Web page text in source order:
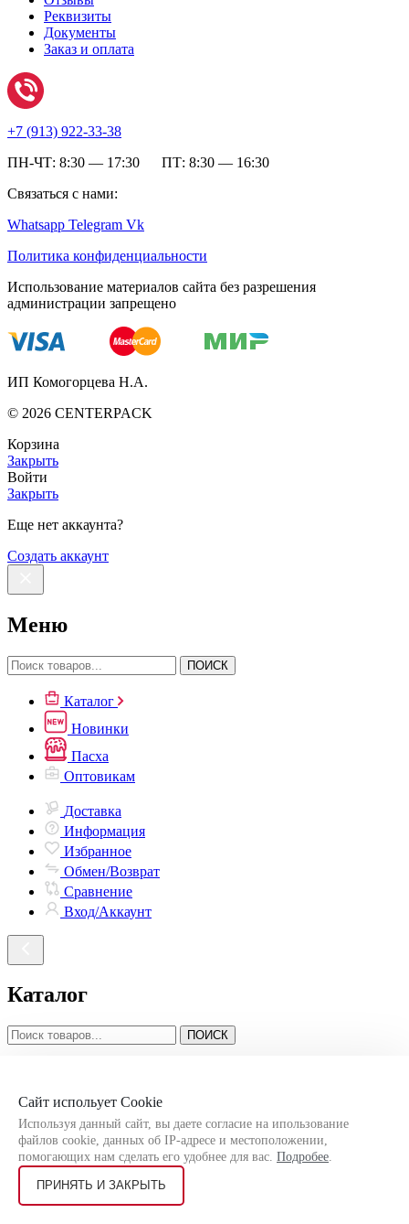
Реквизиты
Документы
Заказ и оплата
+7 (913) 922-33-38
ПН-ЧТ: 8:30 — 17:30 ПТ: 8:30 — 16:30
Связаться с нами:
Whatsapp Telegram Vk
Политика конфиденциальности
Использование материалов сайта без разрешения
администрации запрещено
ИП Комогорцева Н.А.
© 2026 CENTERPACK
Корзина
Закрыть
Войти
Закрыть
Еще нет аккаунта?
Создать аккаунт
Сайт испольует Cookie
Используя данный сайт, вы даете согласие на ипользование
файлов cookie, данных об IP-адресе и местоположении,
помогающих нам сделать его удобнее для вас. Подробее.
ПРИНЯТЬ И ЗАКРЫТЬ
Меню
ПОИСК
Каталог
Новинки
Пасха
Оптовикам
Доставка
Информация
Избранное
Обмен/Возврат
Сравнение
Вход/Аккаунт
Каталог
ПОИСК
Пасха
Коробка для кондитерских изделий
Коробка подарочная Новогодняя
Коробка подарочная Весенняя